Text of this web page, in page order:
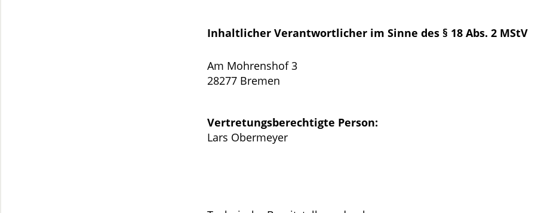
Inhaltlicher Verantwortlicher im Sinne des § 18 Abs. 2 MStV
Am Mohrenshof 3
28277 Bremen
Vertretungsberechtigte Person:
Lars Obermeyer